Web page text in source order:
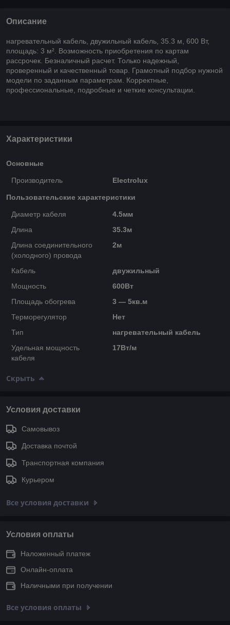
Описание
нагревательный кабель, двужильный кабель, 35.3 м, 600 Вт,
площадь: 3 м². Возможность приобретения по картам
рассрочек. Безналичный расчет. Только надежный,
проверенный и качественный товар. Грамотный подбор нужной
модели по заданным параметрам. Корректные,
профессиональные, подробные и четкие консультации.
Характеристики
Основные
Производитель Electrolux
Пользовательские характеристики
Диаметр кабеля
4.5мм
Длина
35.3м
Длина соединительного
(холодного) провода
2м
Кабель
двужильный
Мощность
600Вт
Площадь обогрева
3 — 5кв.м
Терморегулятор
Нет
Тип
нагревательный кабель
Удельная мощность
кабеля
17Вт/м
Скрыть
Условия доставки
Самовывоз
Доставка почтой
Транспортная компания
Курьером
Все условия доставки
Условия оплаты
Наложенный платеж
Онлайн-оплата
Наличными при получении
Все условия оплаты